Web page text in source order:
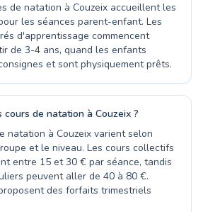
de natation à Couzeix accueillent les
les séances parent-enfant. Les
d'apprentissage commencent
de 3-4 ans, quand les enfants
et sont physiquement prêts.
de natation à Couzeix ?
natation à Couzeix varient selon
et le niveau. Les cours collectifs
entre 15 et 30 € par séance, tandis
peuvent aller de 40 à 80 €.
des forfaits trimestriels